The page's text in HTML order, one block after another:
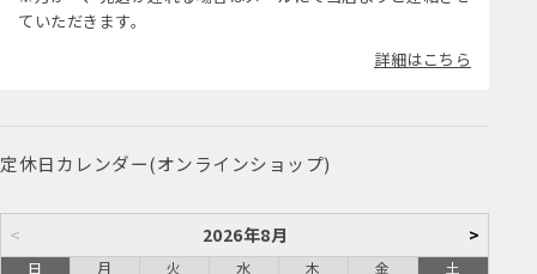
ていただきます。
詳細はこちら
定休日カレンダー(オンラインショップ)
< 2026年8月 >
日 月 火 水 木 金
土